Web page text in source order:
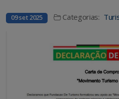
09 set 2025 Categorias: